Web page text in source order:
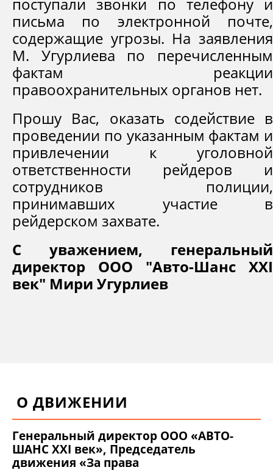
письма по электронной почте,
содержащие угрозы. На заявления
М. Угурлиева по перечисленным
фактам реакции
правоохранительных органов нет.
Прошу Вас, оказать содействие в
проведении по указанным фактам и
привлечении к уголовной
ответственности рейдеров и
сотрудников полиции,
принимавших участие в
рейдерском захвате.
С уважением, генеральный
директор ООО "Авто-Шанс XXI
век" Мири Угурлиев
О ДВИЖЕНИИ
Генеральный директор ООО «АВТО-
ШАНС XXI век», Председатель
движения «За права